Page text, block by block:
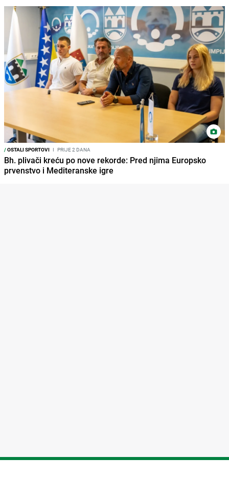
/OSTALI SPORTOVI I PRIJE 2 DANA
Bh. plivači kreću po nove rekorde: Pred njima Europsko
prvenstvo i Mediteranske igre